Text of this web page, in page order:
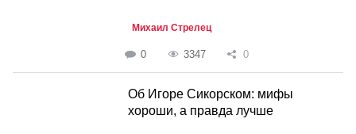
Михаил Стрелец
0 3347 0
Об Игоре Сикорском: мифы
хороши, а правда лучше